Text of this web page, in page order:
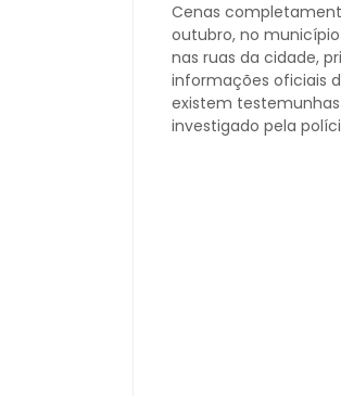
Cenas
outubro, no
nas ruas da cidade,
informações oficiais
existem
investigado pela